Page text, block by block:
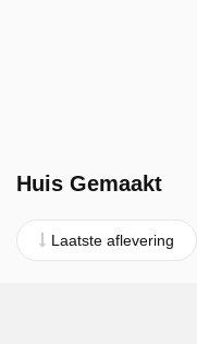
Huis Gemaakt
Laatste aflevering